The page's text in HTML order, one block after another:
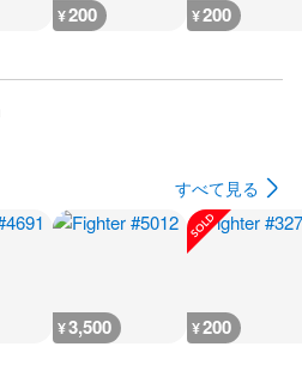
¥200 ¥200
すべて見る
¥3,500 ¥200